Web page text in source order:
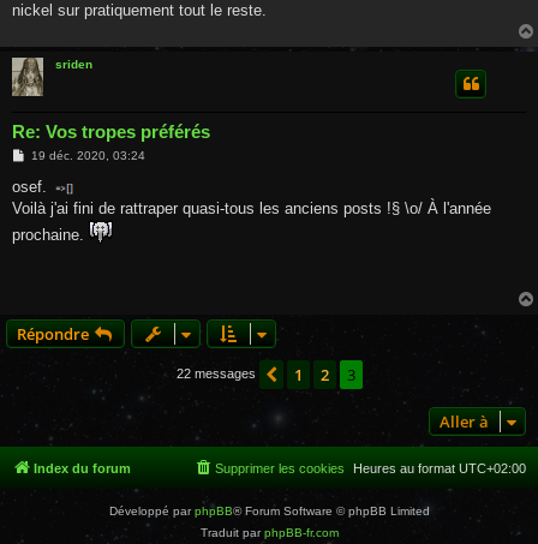
nickel sur pratiquement tout le reste.
sriden
Re: Vos tropes préférés
M
s
a
e
19 déc. 2020, 03:24
osef.
Voilà j'ai fini de rattraper quasi-tous les anciens posts !§ \o/ À l'année
prochaine.
Répondre
22 messages Précédente
1 2 3
Aller à
Index du forum Heures au format UTC+02:00
Supprimer les cookies
Développé parphpBB® Forum Software © phpBB Limited
Traduit parphpBB-fr.com